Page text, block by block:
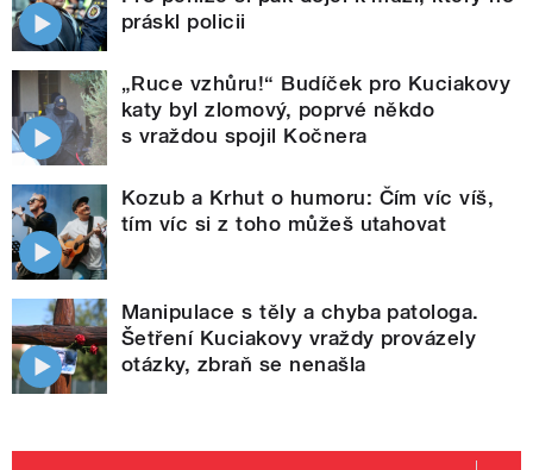
práskl policii
„Ruce vzhůru!“ Budíček pro Kuciakovy
katy byl zlomový, poprvé někdo
s vraždou spojil Kočnera
Kozub a Krhut o humoru: Čím víc víš,
tím víc si z toho můžeš utahovat
Manipulace s těly a chyba patologa.
Šetření Kuciakovy vraždy provázely
otázky, zbraň se nenašla